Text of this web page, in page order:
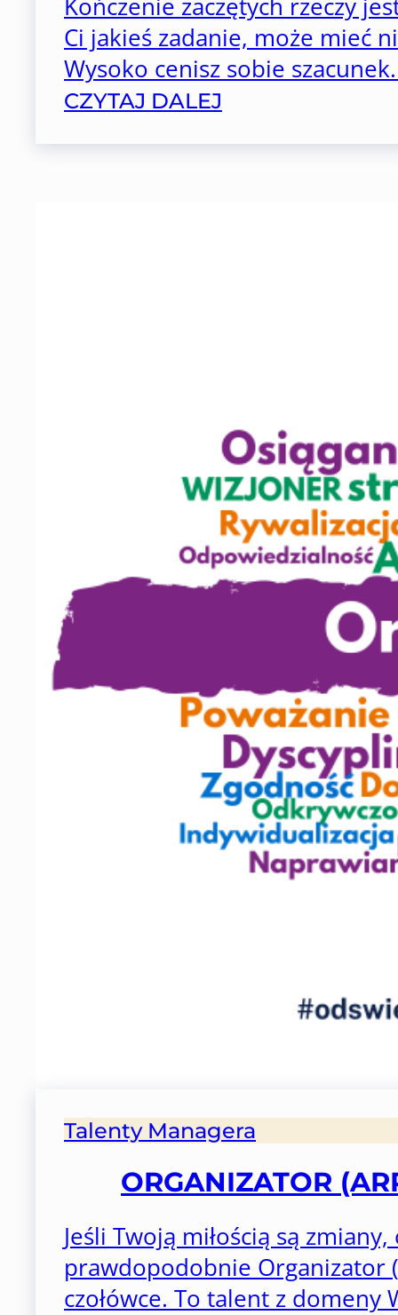
Kończenie zaczętych rzeczy
Ci jakieś zadanie, może mieć
Wysoko cenisz sobie
CZYTAJ DALEJ
Talenty Managera
ORGANIZATOR
Jeśli Twoją miłością są
prawdopodobnie Organizator
czołówce. To talent z domeny